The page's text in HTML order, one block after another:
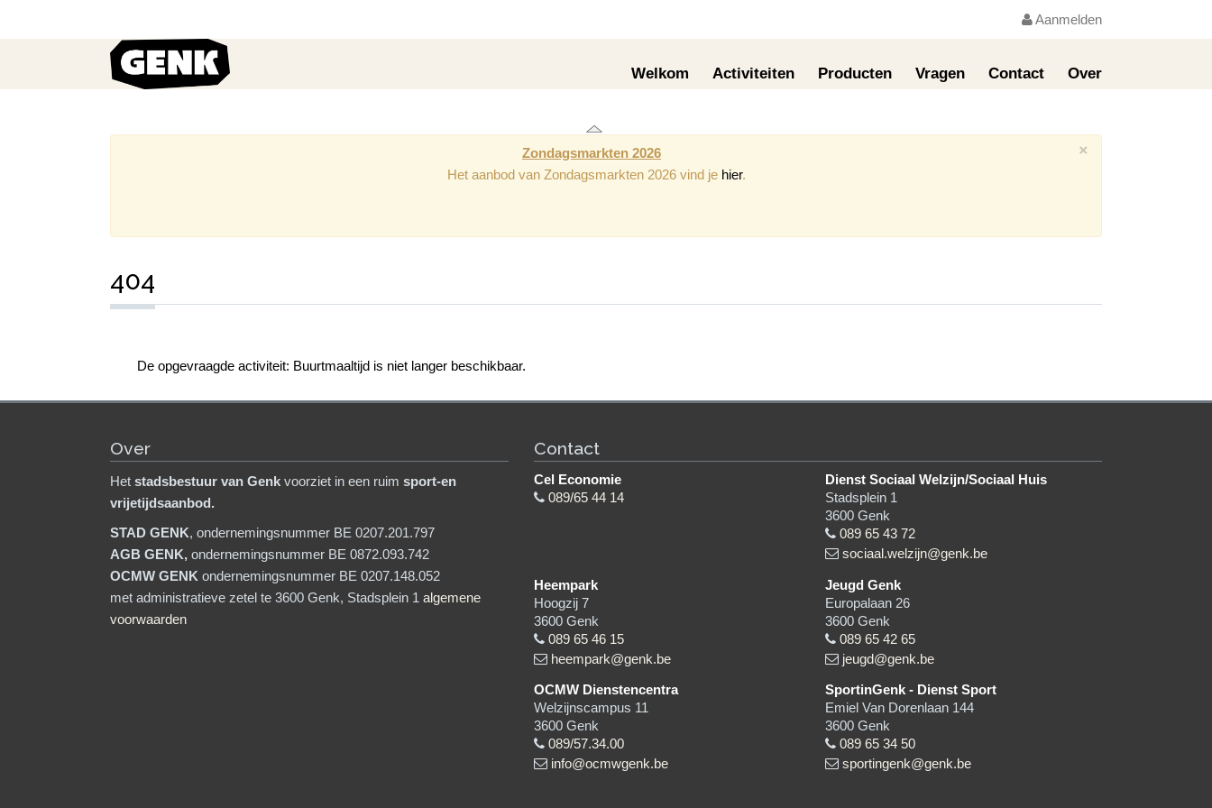
Aanmelden
Welkom Activiteiten Producten Vragen Contact Over
×
Zondagsmarkten 2026
Het aanbod van Zondagsmarkten 2026 vind je hier.
404
De opgevraagde activiteit: Buurtmaaltijd is niet langer beschikbaar.
Over
Het stadsbestuur van Genk voorziet in een ruim sport-en
vrijetijdsaanbod.
STAD GENK, ondernemingsnummer BE 0207.201.797
AGB GENK, ondernemingsnummer BE 0872.093.742
OCMW GENK ondernemingsnummer BE 0207.148.052
met administratieve zetel te 3600 Genk, Stadsplein 1 algemene
voorwaarden
Contact
Cel Economie
089/65 44 14
Dienst Sociaal Welzijn/Sociaal Huis
Stadsplein 1
3600Genk
089 65 43 72
sociaal.welzijn@genk.be
Heempark
Hoogzij 7
3600Genk
089 65 46 15
heempark@genk.be
Jeugd Genk
Europalaan 26
3600Genk
089 65 42 65
jeugd@genk.be
OCMW Dienstencentra
Welzijnscampus 11
3600Genk
089/57.34.00
info@ocmwgenk.be
SportinGenk - Dienst Sport
Emiel Van Dorenlaan 144
3600Genk
089 65 34 50
sportingenk@genk.be